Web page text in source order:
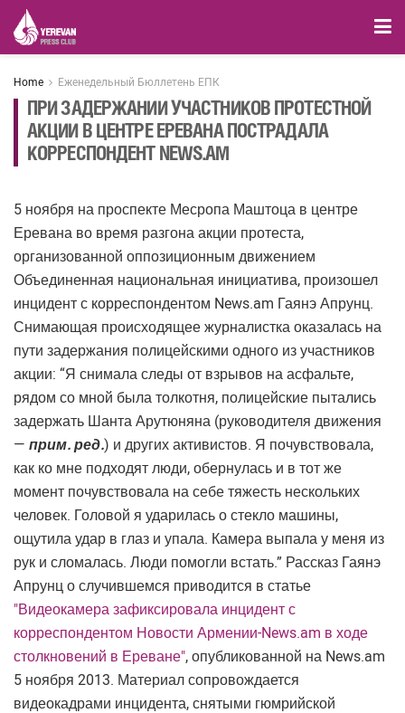
Home Еженедельный Бюллетень ЕПК
ПРИ ЗАДЕРЖАНИИ УЧАСТНИКОВ ПРОТЕСТНОЙ
АКЦИИ В ЦЕНТРЕ ЕРЕВАНА ПОСТРАДАЛА
КОРРЕСПОНДЕНТ NEWS.AM
5 ноября на проспекте Месропа Маштоца в центре
Еревана во время разгона акции протеста,
организованной оппозиционным движением
Объединенная национальная инициатива, произошел
инцидент с корреспондентом News.am Гаянэ Апрунц.
Снимающая происходящее журналистка оказалась на
пути задержания полицейскими одного из участников
акции: “Я снимала следы от взрывов на асфальте,
рядом со мной была толкотня, полицейские пытались
задержать Шанта Арутюняна (руководителя движения
— прим. ред.) и других активистов. Я почувствовала,
как ко мне подходят люди, обернулась и в тот же
момент почувствовала на себе тяжесть нескольких
человек. Головой я ударилась о стекло машины,
ощутила удар в глаз и упала. Камера выпала у меня из
рук и сломалась. Люди помогли встать.” Рассказ Гаянэ
Апрунц о случившемся приводится в статье
"Видеокамера зафиксировала инцидент с
корреспондентом Новости Армении-News.am в ходе
столкновений в Ереване", опубликованной на News.am
5 ноября 2013. Материал сопровождается
видеокадрами инцидента, снятыми гюмрийской